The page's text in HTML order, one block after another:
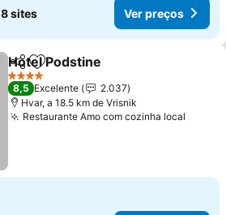
8 sites Ver preços
PartilharAdicionar aos favoritos
Hotel Podstine
4 Estrelas
8,5 Excelente
2.037
Hvar, a 18.5 km de Vrisnik
Restaurante Amo com cozinha local